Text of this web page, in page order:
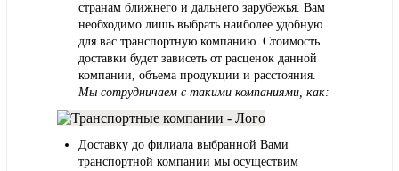
странам ближнего и дальнего зарубежья. Вам
необходимо лишь выбрать наиболее удобную
для вас транспортную компанию. Стоимость
доставки будет зависеть от расценок данной
компании, объема продукции и расстояния.
Мы сотрудничаем с такими компаниями, как:
Доставку до филиала выбранной Вами
транспортной компании мы осуществим